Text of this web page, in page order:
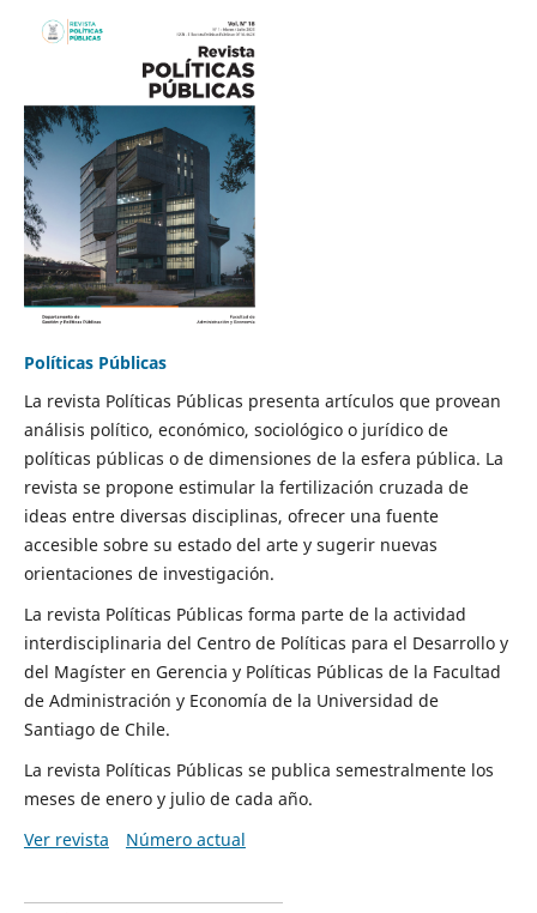
Políticas Públicas
La revista Políticas Públicas presenta artículos que provean
análisis político, económico, sociológico o jurídico de
políticas públicas o de dimensiones de la esfera pública. La
revista se propone estimular la fertilización cruzada de
ideas entre diversas disciplinas, ofrecer una fuente
accesible sobre su estado del arte y sugerir nuevas
orientaciones de investigación.
La revista Políticas Públicas forma parte de la actividad
interdisciplinaria del Centro de Políticas para el Desarrollo y
del Magíster en Gerencia y Políticas Públicas de la Facultad
de Administración y Economía de la Universidad de
Santiago de Chile.
La revista Políticas Públicas se publica semestralmente los
meses de enero y julio de cada año.
Ver revista
Número actual